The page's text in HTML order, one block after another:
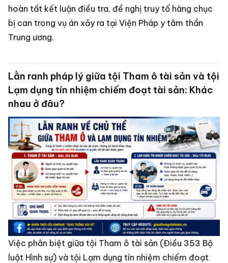
hoàn tất kết luận điều tra, đề nghị truy tố hàng chục
bị can trong vụ án xảy ra tại Viện Pháp y tâm thần
Trung ương.
Lằn ranh pháp lý giữa tội Tham ô tài sản và tội
Lạm dụng tín nhiệm chiếm đoạt tài sản: Khác
nhau ở đâu?
Việc phân biệt giữa tội Tham ô tài sản (Điều 353 Bộ
luật Hình sự) và tội Lạm dụng tín nhiệm chiếm đoạt